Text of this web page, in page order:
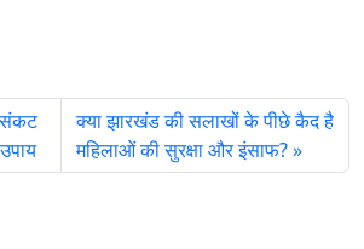
संकट
क्या झारखंड की सलाखों के पीछे कैद है
महिलाओं की सुरक्षा और इंसाफ?